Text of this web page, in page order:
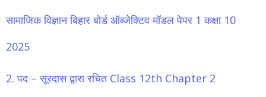
सामाजिक विज्ञान बिहार बोर्ड ऑब्जेक्टिव मॉडल पेपर 1 कक्षा 10
2025
2. पद – सूरदास द्वारा रचित Class 12th Chapter 2